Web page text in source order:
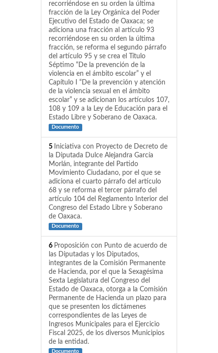
recorriéndose en su orden la última
fracción de la Ley Orgánica del Poder
Ejecutivo del Estado de Oaxaca; se
adiciona una fracción al artículo 93
recorriéndose en su orden la última
fracción, se reforma el segundo párrafo
del artículo 95 y se crea el Título
Séptimo “De la prevención de la
violencia en el ámbito escolar” y el
Capítulo I “De la prevención y atención
de la violencia sexual en el ámbito
escolar” y se adicionan los artículos 107,
108 y 109 a la Ley de Educación para el
Estado Libre y Soberano de Oaxaca.
Documento
5 Iniciativa con Proyecto de Decreto de
la Diputada Dulce Alejandra García
Morlán, integrante del Partido
Movimiento Ciudadano, por el que se
adiciona el cuarto párrafo del artículo
68 y se reforma el tercer párrafo del
artículo 104 del Reglamento Interior del
Congreso del Estado Libre y Soberano
de Oaxaca.
Documento
6 Proposición con Punto de acuerdo de
las Diputadas y los Diputados,
integrantes de la Comisión Permanente
de Hacienda, por el que la Sexagésima
Sexta Legislatura del Congreso del
Estado de Oaxaca, otorga a la Comisión
Permanente de Hacienda un plazo para
que se presenten los dictámenes
correspondientes de las Leyes de
Ingresos Municipales para el Ejercicio
Fiscal 2025, de los diversos Municipios
de la entidad.
Documento